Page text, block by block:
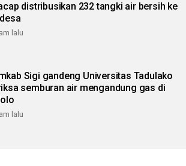
distribusikan 232 tangki air bersih ke
lalu
Sigi gandeng Universitas Tadulako
semburan air mengandung gas di
lalu